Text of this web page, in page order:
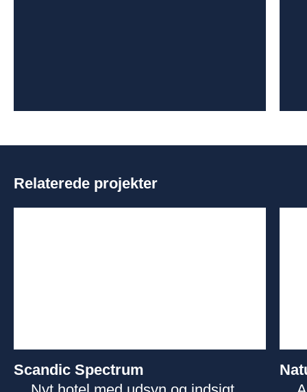
Relaterede projekter
Scandic Spectrum